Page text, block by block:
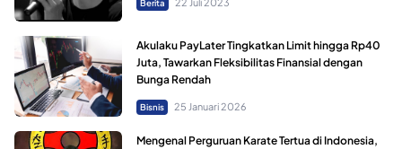
Berita
Akulaku PayLater Tingkatkan Limit hingga Rp40
Juta, Tawarkan Fleksibilitas Finansial dengan
Bunga Rendah
Bisnis 25 Januari 2026
Mengenal Perguruan Karate Tertua di Indonesia,